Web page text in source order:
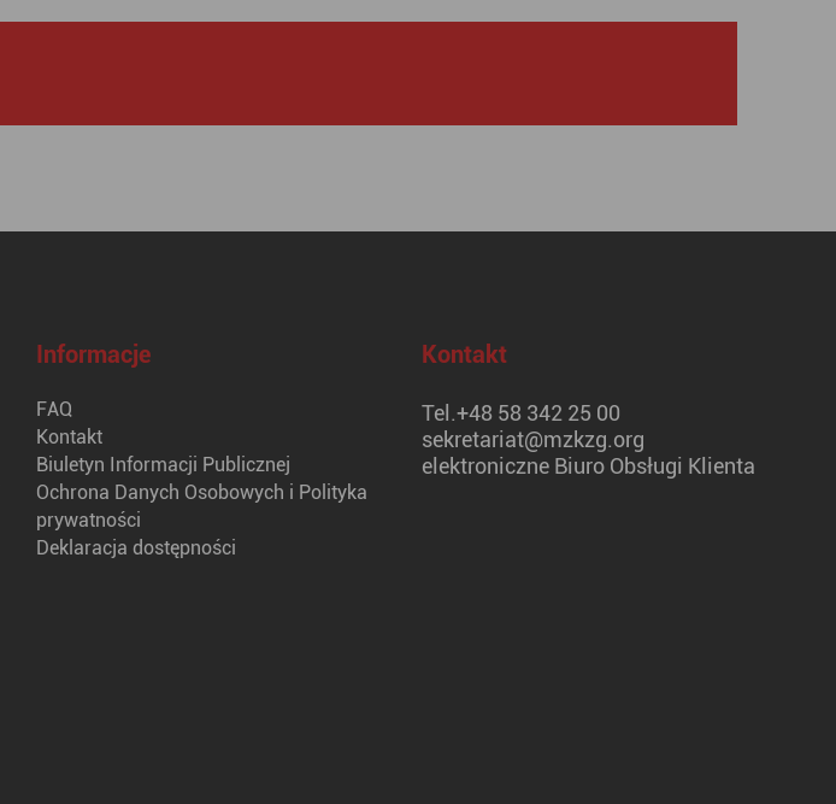
Informacje
FAQ
Kontakt
Biuletyn Informacji Publicznej
Ochrona Danych Osobowych i Polityka
prywatności
Deklaracja dostępności
Kontakt
Tel.+48 58 342 25 00
sekretariat@mzkzg.org
elektroniczne Biuro Obsługi Klienta